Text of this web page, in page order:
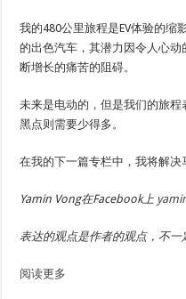
我的480公里旅程是EV体验的缩
的出色汽车，其潜力因令人心
断增长的痛苦的阻碍。
未来是电动的，但是我们的旅
黑点则需要少得多。
在我的下一篇专栏中，我将解决
Yamin Vong在Facebook上
表达的观点是作者的观点，不一
阅读更多